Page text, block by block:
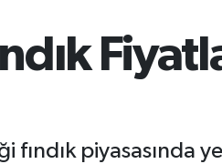
piyasasında